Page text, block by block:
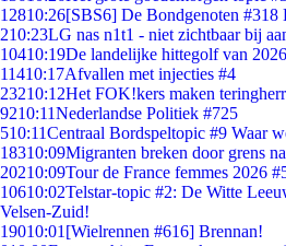
12810:26[SBS6] De Bondgenoten #318
210:23LG nas n1t1 - niet zichtbaar bij
10410:19De landelijke hittegolf van 2026
11410:17Afvallen met injecties #4
23210:12Het FOK!kers maken
9210:11Nederlandse Politiek #725
510:11Centraal Bordspeltopic #9 Waar
18310:09Migranten breken door grens
20210:09Tour de France femmes 2026
10610:02Telstar-topic #2: De Witte
Velsen-Zuid!
19010:01 [Wielrennen #616] Brennan!